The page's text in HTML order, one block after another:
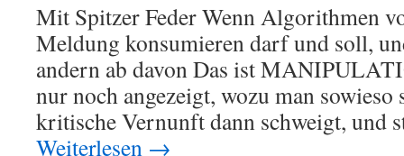
Mit Spitzer Feder Wenn Algorithmen
Meldung konsumieren darf und soll,
andern ab davon Das ist
nur noch angezeigt, wozu man sowieso
kritische Vernunft dann schweigt, und
Weiterlesen →